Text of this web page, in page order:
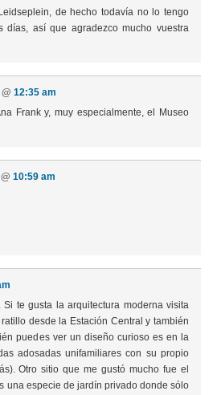
de hecho todavía no lo tengo
días, así que agradezco mucho vuestra
12:35 am
Frank y, muy especialmente, el Museo
10:59 am
te gusta la arquitectura moderna visita
desde la Estación Central y también
puedes ver un diseño curioso es en la
adosadas unifamiliares con su propio
Otro sitio que me gustó mucho fue el
una especie de jardín privado donde sólo